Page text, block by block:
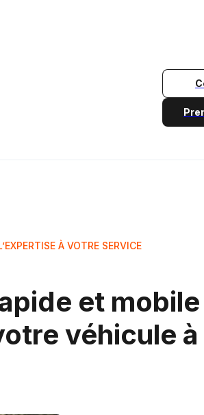
À VOTRE SERVICE
et
véhicule